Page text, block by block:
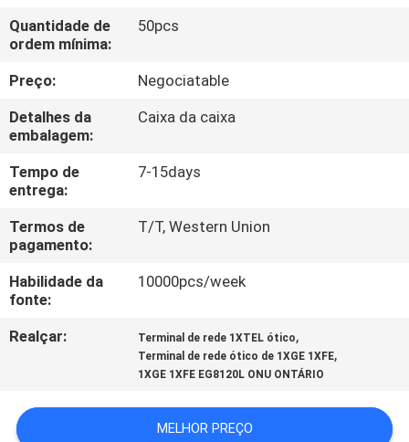
CONTROLE
DA
QUALIDADE
CONTACTE-
NOS
PEÇA
UMAS
CITAÇÕES
MAPA
SITE
Quantidade de
ordem mínima:
50pcs
Preço:
Negociatable
Detalhes da
embalagem:
Caixa da caixa
Tempo de
entrega:
7-15days
Termos de
pagamento:
T/T, Western Union
Habilidade da
fonte:
10000pcs/week
Realçar: Terminal de rede 1XTEL ótico,
Terminal de rede ótico de 1XGE 1XFE,
1XGE 1XFE EG8120L ONU ONTÁRIO
MELHOR PREÇO